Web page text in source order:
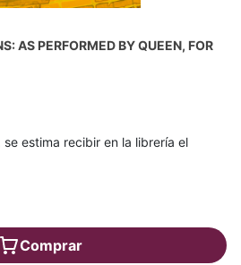
AS PERFORMED BY QUEEN, FOR
estima recibir en la librería el
Comprar